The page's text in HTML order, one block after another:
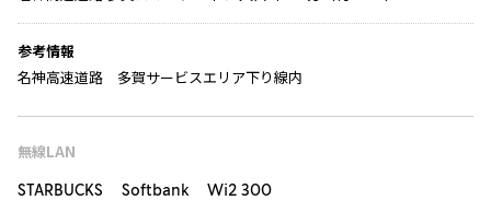
参考情報
名神高速道路 多賀サービスエリア下り線内
無線LAN
STARBUCKS Softbank Wi2 300